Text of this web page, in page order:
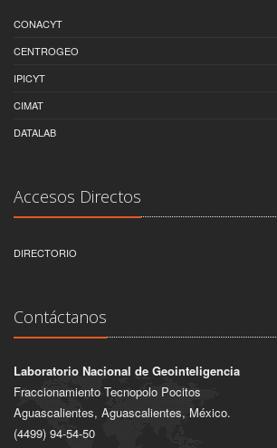
CONACYT
CENTROGEO
IPICYT
CIMAT
DATALAB
Accesos Directos
DIRECTORIO
Contáctanos
Laboratorio Nacional de Geointeligencia
Fraccionamiento Tecnopolo Pocitos
Aguascalientes, Aguascalientes, México.
(4499) 94-54-50